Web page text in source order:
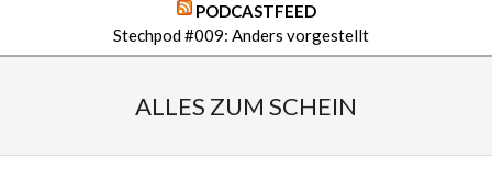
PODCASTFEED
Stechpod #009: Anders vorgestellt
ALLES ZUM SCHEIN